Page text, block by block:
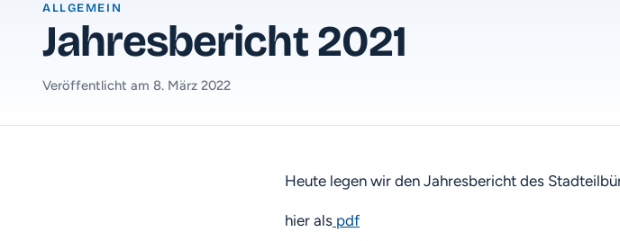
ALLGEMEIN
Jahresbericht 2021
Veröffentlicht am 8. März 2022
Heute legen wir den Jahresbericht des
hier als pdf